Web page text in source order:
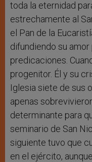
toda la eternidad
estrechamente al
el Pan de la
difundiendo su
predicaciones.
progenitor. Él y su
Iglesia siete de sus
apenas
determinante para
seminario de San
siguiente tuvo que
en el ejército,